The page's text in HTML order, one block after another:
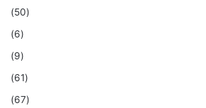
(50)
(6)
(9)
(61)
(67)